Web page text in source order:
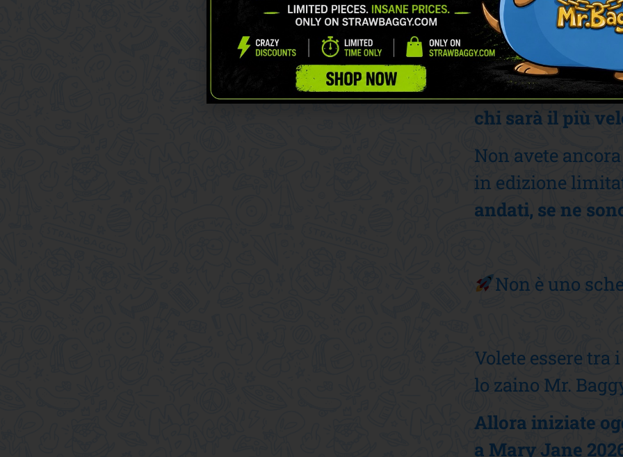
Inviatelo per e-
a
Sceglieremo i
chi sarà il più
Non avete
in edizione
andati, se ne
Non è uno
Volete essere
lo zaino Mr.
Allora iniziate
a Mary Jane